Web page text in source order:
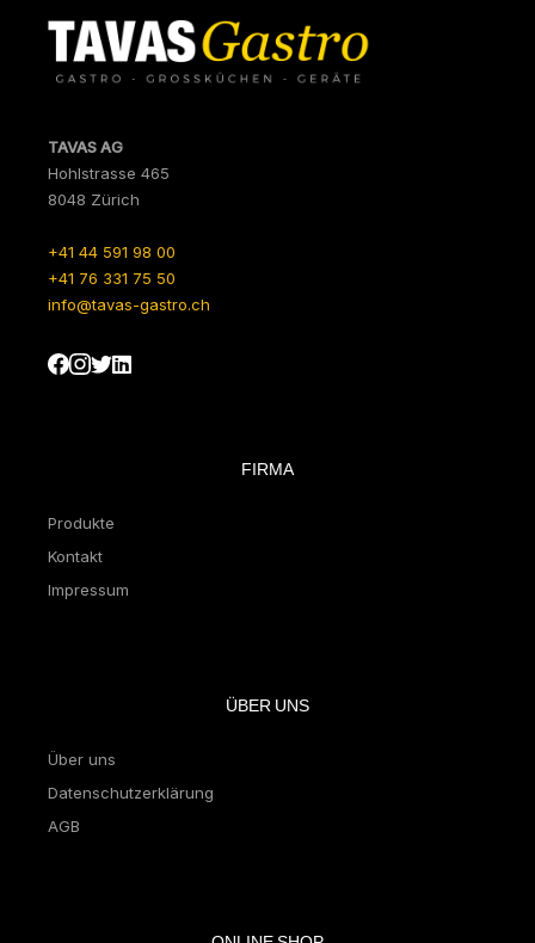
TAVAS AG
Hohlstrasse 465
8048 Zürich
+41 44 591 98 00
+41 76 331 75 50
info@tavas-gastro.ch
FIRMA
Produkte
Kontakt
Impressum
ÜBER UNS
Über uns
Datenschutzerklärung
AGB